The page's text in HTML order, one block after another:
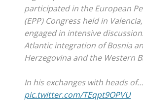
participated in the European
(EPP) Congress held in
engaged in intensive
Atlantic integration of Bosnia
Herzegovina and the Western
In his exchanges with heads of…
pic.twitter.com/TEqpt9OPVU